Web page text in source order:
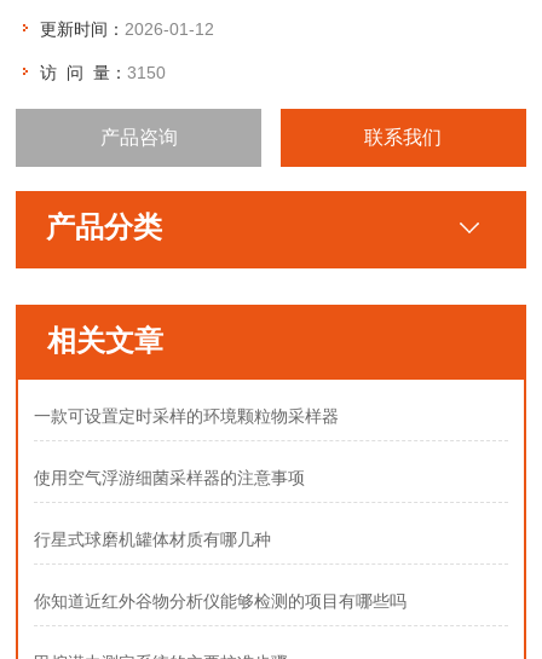
更新时间： 2026-01-12
访 问 量：3150
产品咨询 联系我们
产品分类
相关文章
一款可设置定时采样的环境颗粒物采样器
使用空气浮游细菌采样器的注意事项
行星式球磨机罐体材质有哪几种
你知道近红外谷物分析仪能够检测的项目有哪些吗